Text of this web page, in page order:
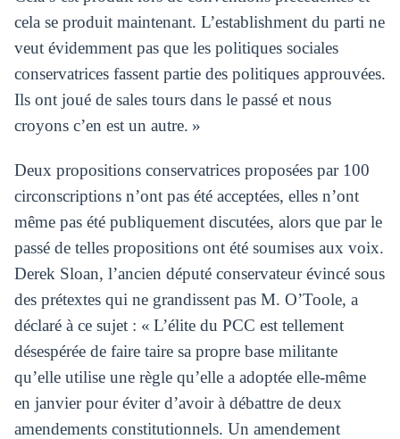
cela se produit maintenant. L’establishment du parti ne
veut évidemment pas que les politiques sociales
conservatrices fassent partie des politiques approuvées.
Ils ont joué de sales tours dans le passé et nous
croyons c’en est un autre. »
Deux propositions conservatrices proposées par 100
circonscriptions n’ont pas été acceptées, elles n’ont
même pas été publiquement discutées, alors que par le
passé de telles propositions ont été soumises aux voix.
Derek Sloan, l’ancien député conservateur évincé sous
des prétextes qui ne grandissent pas M. O’Toole, a
déclaré à ce sujet : « L’élite du PCC est tellement
désespérée de faire taire sa propre base militante
qu’elle utilise une règle qu’elle a adoptée elle-même
en janvier pour éviter d’avoir à débattre de deux
amendements constitutionnels. Un amendement